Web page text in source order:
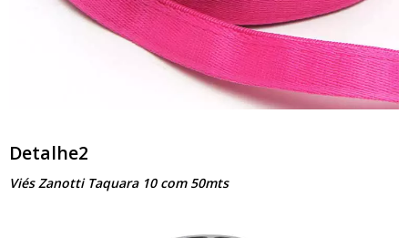
Detalhe2
Viés Zanotti Taquara 10 com 50mts